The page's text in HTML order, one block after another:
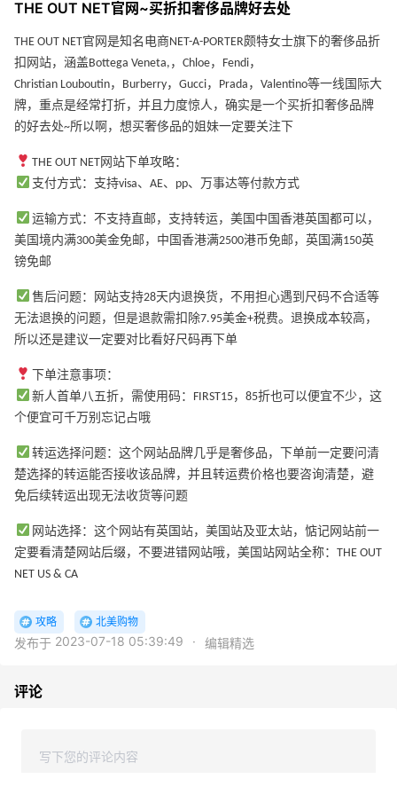
THE OUT NET官网~买折扣奢侈品牌好去处
THE OUT NET官网是知名电商NET-A-PORTER颇特女士旗下的奢侈品折
扣网站，涵盖Bottega Veneta,，Chloe，Fendi，
Christian Louboutin，Burberry，Gucci，Prada，Valentino等一线国际大
牌，重点是经常打折，并且力度惊人，确实是一个买折扣奢侈品牌
的好去处~所以啊，想买奢侈品的姐妹一定要关注下
THE OUT NET网站下单攻略：
支付方式：支持visa、AE、pp、万事达等付款方式
运输方式：不支持直邮，支持转运，美国中国香港英国都可以，
美国境内满300美金免邮，中国香港满2500港币免邮，英国满150英
镑免邮
售后问题：网站支持28天内退换货，不用担心遇到尺码不合适等
无法退换的问题，但是退款需扣除7.95美金+税费。退换成本较高，
所以还是建议一定要对比看好尺码再下单
下单注意事项：
新人首单八五折，需使用码：FIRST15，85折也可以便宜不少，这
个便宜可千万别忘记占哦
转运选择问题：这个网站品牌几乎是奢侈品，下单前一定要问清
楚选择的转运能否接收该品牌，并且转运费价格也要咨询清楚，避
免后续转运出现无法收货等问题
网站选择：这个网站有英国站，美国站及亚太站，惦记网站前一
定要看清楚网站后缀，不要进错网站哦，美国站网站全称：THE OUT
NET US & CA
攻略 北美购物
发布于 2023-07-18 05:39:49 · 编辑精选
评论